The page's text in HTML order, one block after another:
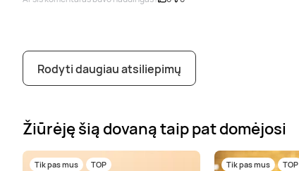
Rodyti daugiau atsiliepimų
Žiūrėję šią dovaną taip pat domėjosi
Tik pas mus TOP Tik pas mus TOP